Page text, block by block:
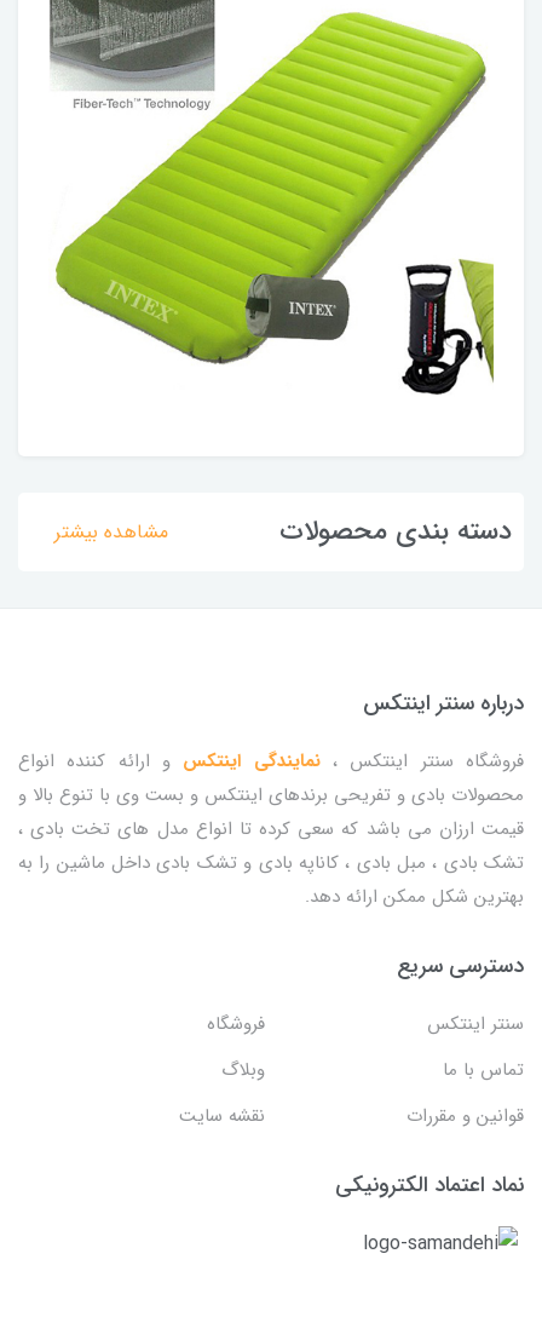
دسته بندی محصولات مشاهده بیشتر
درباره سنتر اینتکس
فروشگاه سنتر اینتکس ،نمایندگی اینتکس و ارائه کننده انواع
محصولات بادی و تفریحی برندهای اینتکس و بست وی با تنوع بالا و
قیمت ارزان می باشد که سعی کرده تا انواع مدل های تخت بادی ،
تشک بادی ، مبل بادی ، کاناپه بادی و تشک بادی داخل ماشین را به
بهترین شکل ممکن ارائه دهد.
دسترسی سریع
سنتر اینتکس
فروشگاه
تماس با ما
وبلاگ
قوانین و مقررات
نقشه سایت
نماد اعتماد الکترونیکی